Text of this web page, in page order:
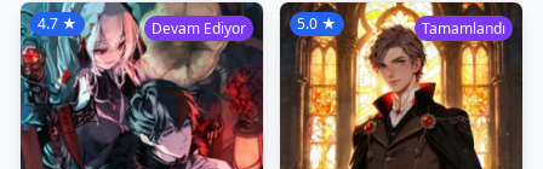
Devam Ediyor
4.7 ★ Tamamlandı
5.0 ★